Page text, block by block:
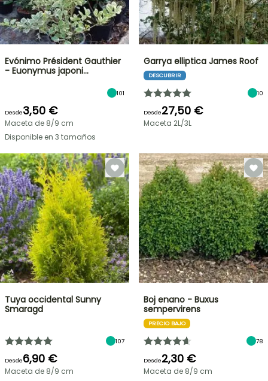
Evónimo Président Gauthier
- Euonymus japoni…
101
Desde3,50 €
Maceta de 8/9 cm
Disponible en 3 tamaños
Garrya elliptica James Roof
DESCUBRIR
10
Desde27,50 €
Maceta 2L/3L
Tuya occidental Sunny
Smaragd
107
Desde6,90 €
Maceta de 8/9 cm
Boj enano - Buxus
sempervirens
PRECIO BAJO
78
Desde2,30 €
Maceta de 8/9 cm